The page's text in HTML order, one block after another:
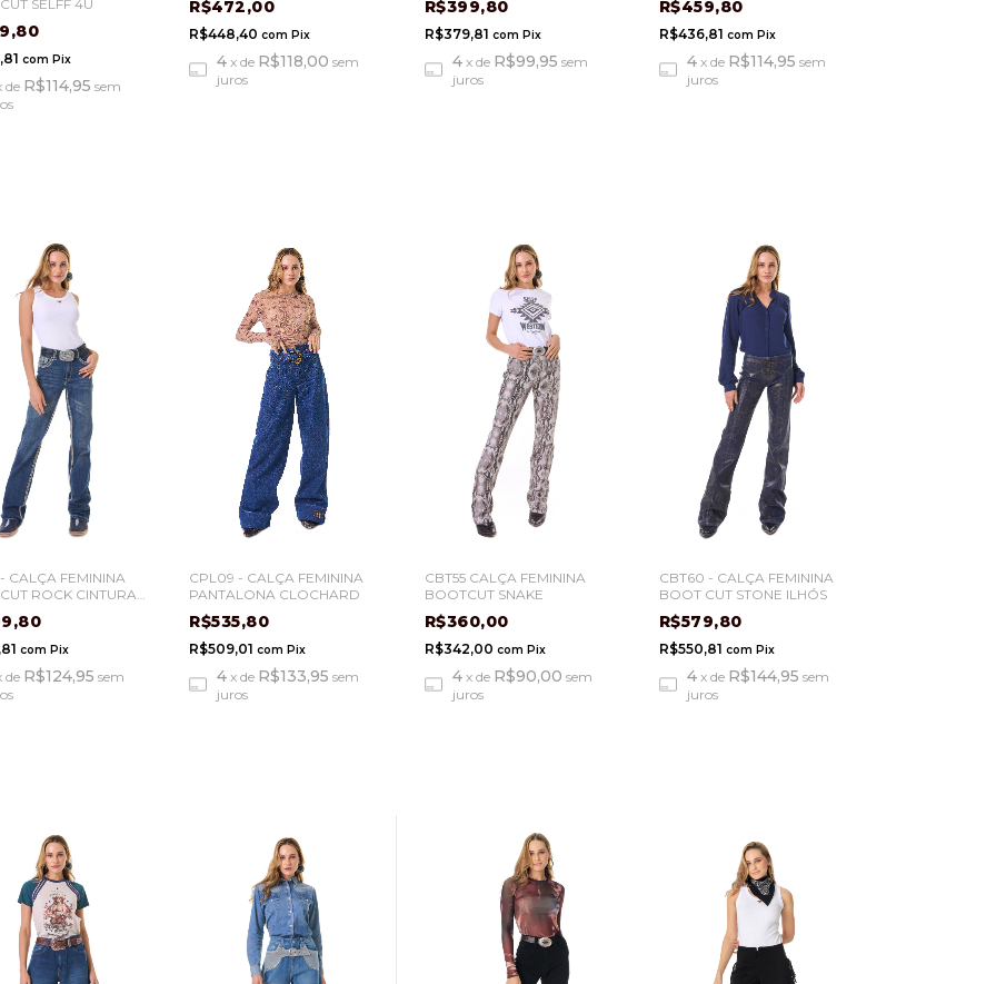
SELFF 4U
com Pix
de R$114,95 sem
R$472,00
R$448,40com Pix
4 xde R$118,00 sem
juros
R$399,80
R$379,81 com Pix
4 x de R$99,95 sem
juros
R$459,80
R$436,81 com Pix
4 x de R$114,95 sem
juros
CALÇA FEMININA
ROCK CINTURA
com Pix
de R$124,95 sem
CPL09 - CALÇA FEMININA
PANTALONA CLOCHARD
R$535,80
R$509,01com Pix
4 xde R$133,95 sem
juros
CBT55 CALÇA FEMININA
BOOTCUT SNAKE
R$360,00
R$342,00 com Pix
4 x de R$90,00 sem
juros
CBT60 - CALÇA FEMININA
BOOT CUT STONE ILHÓS
R$579,80
R$550,81 com Pix
4 x de R$144,95 sem
juros